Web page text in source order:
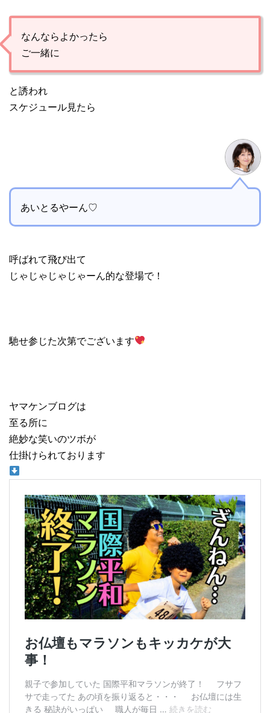
なんならよかったら
ご一緒に
と誘われ
スケジュール見たら
あいとるやーん♡
呼ばれて飛び出て
じゃじゃじゃじゃーん的な登場で！
馳せ参じた次第でございます
ヤマケンブログは
至る所に
絶妙な笑いのツボが
仕掛けられております